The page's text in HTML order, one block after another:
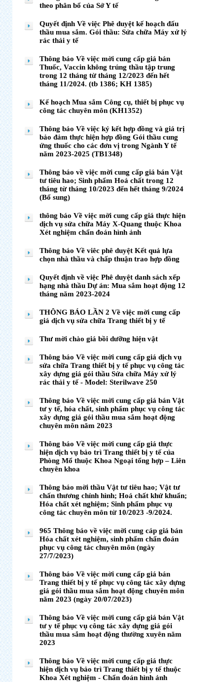
theo phân bổ của Sở Y tế
Quyết định Về việc Phê duyệt kế hoạch đấu
thầu mua sắm. Gói thầu: Sửa chữa Máy xử lý
rác thải y tế
Thông báo Về việc mời cung cấp giá bán
Thuốc, Vaccin không trúng thầu tập trung
trong 12 tháng từ tháng 12/2023 đến hết
tháng 11/2024. (tb 1386; KH 1385)
Kế hoạch Mua sắm Công cụ, thiết bị phục vụ
công tác chuyên môn (KH1352)
Thông báo Về việc ký kết hợp đồng và giá trị
bảo đảm thực hiện hợp đồng Gói thầu cung
ứng thuốc cho các đơn vị trong Ngành Y tế
năm 2023-2025 (TB1348)
Thông báo về việc mời cung cấp giá bán Vật
tư tiêu hao; Sinh phẩm Hoá chất trong 12
tháng từ tháng 10/2023 đến hết tháng 9/2024
(Bổ sung)
thông báo Về việc mời cung cấp giá thực hiện
dịch vụ sửa chữa Máy X-Quang thuộc Khoa
Xét nghiệm chẩn đoán hình ảnh
Thông báo Về viêc phê duyệt Kết quả lựa
chọn nhà thầu và chấp thuận trao hợp đồng
Quyết định về việc Phê duyệt danh sách xếp
hạng nhà thầu Dự án: Mua sắm hoạt động 12
tháng năm 2023-2024
THÔNG BÁO LẦN 2 Về việc mời cung cấp
giá dịch vụ sửa chữa Trang thiết bị y tế
Thư mời chào giá bồi dưỡng hiện vật
Thông báo Về việc mời cung cấp giá dịch vụ
sửa chữa Trang thiết bị y tế phục vụ công tác
xây dựng giá gói thầu Sửa chữa Máy xử lý
rác thải y tế - Model: Sterilwave 250
Thông báo Về việc mời cung cấp giá bán Vật
tư y tế, hóa chất, sinh phẩm phục vụ công tác
xây dựng giá gói thầu mua sắm hoạt động
chuyên môn năm 2023
Thông báo Về việc mời cung cấp giá thực
hiện dịch vụ bảo trì Trang thiết bị y tế của
Phòng Mổ thuộc Khoa Ngoại tổng hợp – Liên
chuyên khoa
Thông báo mời thầu Vật tư tiêu hao; Vật tư
chấn thương chỉnh hình; Hoá chất khử khuẩn;
Hóa chất xét nghiệm; Sinh phẩm phục vụ
công tác chuyên môn từ 10/2023 -9/2024.
965 Thông báo về việc mời cung cáp giá bán
Hóa chất xét nghiệm, sinh phẩm chẩn đoán
phục vụ công tác chuyên môn (ngày
27/7/2023)
Thông báo Về việc mời cung cấp giá bán
Trang thiết bị y tế phục vụ công tác xây dựng
giá gói thầu mua sắm hoạt động chuyên môn
năm 2023 (ngày 20/07/2023)
Thông báo Về việc mời cung cấp giá bán Vật
tư y tế phục vụ công tác xây dựng giá gói
thầu mua sắm hoạt động thường xuyên năm
2023
Thông báo Về việc mời cung cấp giá thực
hiện dịch vụ bảo trì Trang thiết bị y tế thuộc
Khoa Xét nghiệm - Chẩn đoán hình ảnh